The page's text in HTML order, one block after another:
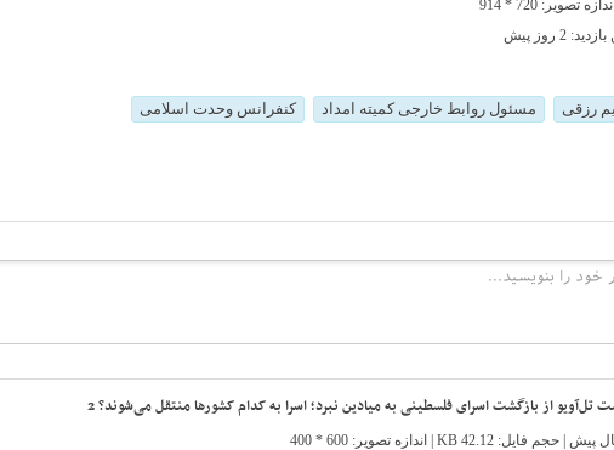
2 روز پیش
رزقی مسئول روابط خارجی کمیته امداد کنفرانس وحدت اسلامی
تل‌آویو از بازگشت اسرای فلسطینی به میادین نبرد؛ اسرا به کدام کشورها منتقل می‌شوند؟ 2
| حجم فایل: 42.12 KB | اندازه تصویر: 600 * 400